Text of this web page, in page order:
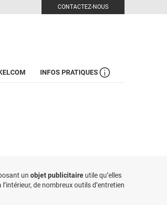
CONTACTEZ-NOUS
INFOS PRATIQUES
un objet publicitaire utile qu’elles
de nombreux outils d’entretien